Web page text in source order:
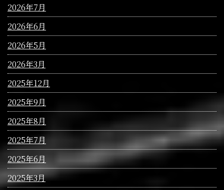
2026年7月
2026年6月
2026年5月
2026年3月
2025年12月
2025年9月
2025年8月
2025年7月
2025年6月
2025年3月